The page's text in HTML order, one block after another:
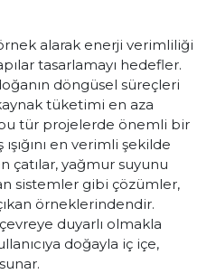
alarak enerji verimliliği
tasarlamayı hedefler.
döngüsel süreçleri
tüketimi en aza
tür projelerde önemli bir
en verimli şekilde
çatılar, yağmur suyunu
sistemler gibi çözümler,
örneklerindendir.
duyarlı olmakla
doğayla iç içe,